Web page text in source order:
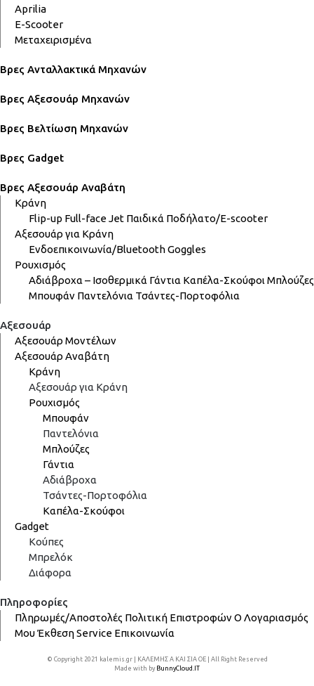
Aprilia
E-Scooter
Μεταχειρισμένα
Βρες Ανταλλακτικά Μηχανών
Βρες Αξεσουάρ Μηχανών
Βρες Βελτίωση Μηχανών
Βρες Gadget
Βρες Αξεσουάρ Αναβάτη
Κράνη
Flip-up Full-faceJet Παιδικά Ποδήλατο/E-scooter
Αξεσουάρ για Κράνη
Ενδοεπικοινωνία/BluetoothGoggles
Ρουχισμός
Αδιάβροχα – Ισοθερμικά Γάντια Καπέλα-Σκούφοι Μπλούζες
Μπουφάν Παντελόνια Τσάντες-Πορτοφόλια
Αξεσουάρ
Αξεσουάρ Μοντέλων
Αξεσουάρ Αναβάτη
Κράνη
Αξεσουάρ για Κράνη
Ρουχισμός
Μπουφάν
Παντελόνια
Μπλούζες
Γάντια
Αδιάβροχα
Τσάντες-Πορτοφόλια
Καπέλα-Σκούφοι
Gadget
Κούπες
Μπρελόκ
Διάφορα
Πληροφορίες
Πληρωμές/Αποστολές Πολιτική ΕπιστροφώνΟ Λογαριασμός
ΜουΈκθεσηService Επικοινωνία
© Copyright 2021 kalemis.gr | ΚΑΛΕΜΗΣ Α ΚΑΙ ΣΙΑ ΟΕ | All Right Reserved
Made with by BunnyCloud.IT